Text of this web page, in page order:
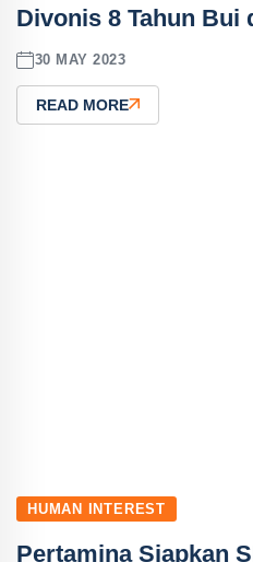
Divonis 8 Tahun Bui
30 MAY 2023
READ MORE
HUMAN INTEREST
Pertamina Siapkan